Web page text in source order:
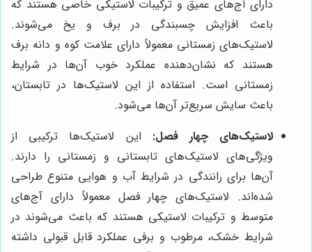
دارای آج‌های عمیق و ترکیبات لاستیکی خاصی هستند که
باعث افزایش چسبندگی در برف و یخ می‌شوند.
لاستیک‌های زمستانی معمولاً دارای علامت کوه و دانه برف
هستند که نشان‌دهنده عملکرد خوب آن‌ها در شرایط
زمستانی است. استفاده از این لاستیک‌ها در تابستان،
باعث سایش سریع‌تر آن‌ها می‌شود.
لاستیک‌های چهار فصل: این لاستیک‌ها ترکیبی از
ویژگی‌های لاستیک‌های تابستانی و زمستانی را دارند.
آن‌ها برای رانندگی در شرایط آب و هوایی متنوع طراحی
شده‌اند. لاستیک‌های چهار فصل معمولاً دارای آج‌های
متوسط و ترکیبات لاستیکی هستند که باعث می‌شوند در
شرایط خشک، مرطوب و برفی عملکرد قابل قبولی داشته